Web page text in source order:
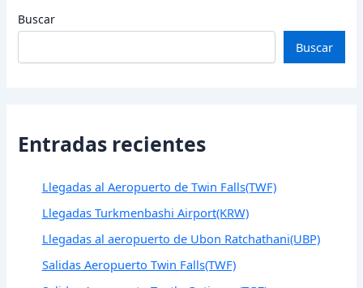
Buscar
Buscar
Entradas recientes
Llegadas al Aeropuerto de Twin Falls(TWF)
Llegadas Turkmenbashi Airport(KRW)
Llegadas al aeropuerto de Ubon Ratchathani(UBP)
Salidas Aeropuerto Twin Falls(TWF)